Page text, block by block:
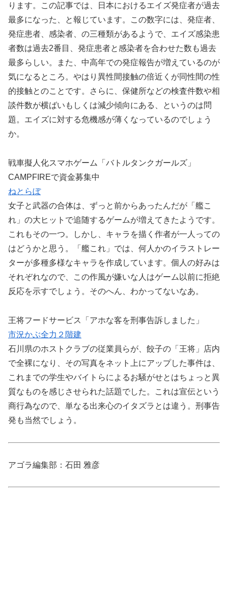
ります。この記事では、日本におけるエイズ発症者が過去
最多になった、と報じています。この数字には、発症者、
発症患者、感染者、の三種類があるようで、エイズ感染患
者数は過去2番目、発症患者と感染者を合わせた数も過去
最多らしい。また、中高年での発症報告が増えているのが
気になるところ。やはり異性間接触の倍近くが同性間の性
的接触とのことです。さらに、保健所などの検査件数や相
談件数が横ばいもしくは減少傾向にある、というのは問
題。エイズに対する危機感が薄くなっているのでしょう
か。
戦車擬人化スマホゲーム「バトルタンクガールズ」
CAMPFIREで資金募集中
ねとらぼ
女子と武器の合体は、ずっと前からあったんだが「艦こ
れ」の大ヒットで追随するゲームが増えてきたようです。
これもその一つ。しかし、キャラを描く作者が一人っての
はどうかと思う。「艦これ」では、何人かのイラストレー
ターが多種多様なキャラを作成しています。個人の好みは
それぞれなので、この作風が嫌いな人はゲーム以前に拒絶
反応を示すでしょう。そのへん、わかってないなあ。
王将フードサービス「アホな客を刑事告訴しました」
市況かぶ全力２階建
石川県のホストクラブの従業員らが、餃子の「王将」店内
で全裸になり、その写真をネット上にアップした事件は、
これまでの学生やバイトらによるお騒がせとはちょっと異
質なものを感じさせられた話題でした。これは宣伝という
商行為なので、単なる出来心のイタズラとは違う。刑事告
発も当然でしょう。
アゴラ編集部：石田 雅彦